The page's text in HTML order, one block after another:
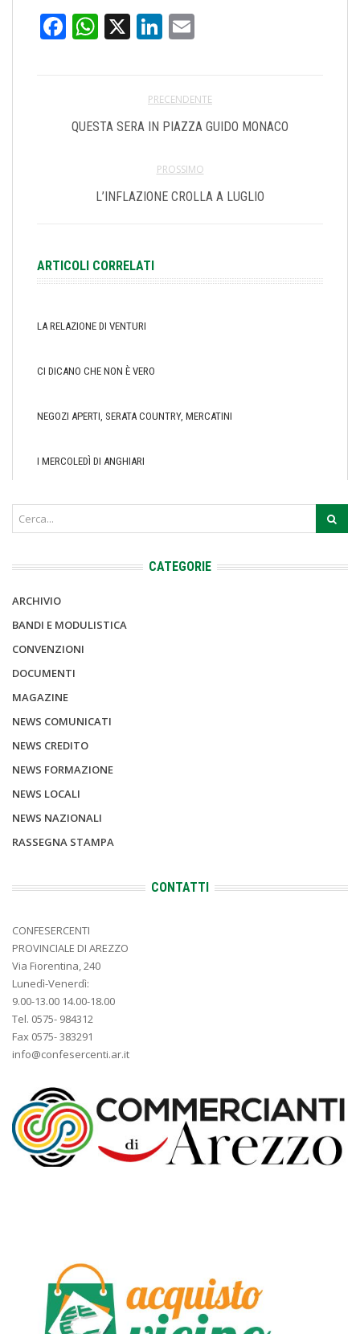
Facebook
WhatsApp
X LinkedIn
PRECENDENTE
QUESTA SERA IN PIAZZA GUIDO MONACO
PROSSIMO
L’INFLAZIONE CROLLA A LUGLIO
ARTICOLI CORRELATI
LA RELAZIONE DI VENTURI
CI DICANO CHE NON È VERO
NEGOZI APERTI, SERATA COUNTRY, MERCATINI
I MERCOLEDÌ DI ANGHIARI
CATEGORIE
ARCHIVIO
BANDI E MODULISTICA
CONVENZIONI
DOCUMENTI
MAGAZINE
NEWS COMUNICATI
NEWS CREDITO
NEWS FORMAZIONE
NEWS LOCALI
NEWS NAZIONALI
RASSEGNA STAMPA
CONTATTI
CONFESERCENTI
PROVINCIALE DI AREZZO
Via Fiorentina, 240
Lunedì-Venerdì:
9.00-13.00 14.00-18.00
Tel. 0575- 984312
Fax 0575- 383291
info@confesercenti.ar.it